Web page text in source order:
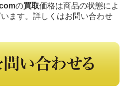
の買取価格は商品の状態によ
ます。詳しくはお問い合わせ